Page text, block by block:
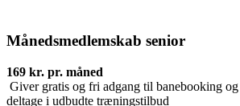
Månedsmedlemskab senior
169 kr. pr. måned
Giver gratis og fri adgang til banebooking
deltage i udbudte træningstilbud